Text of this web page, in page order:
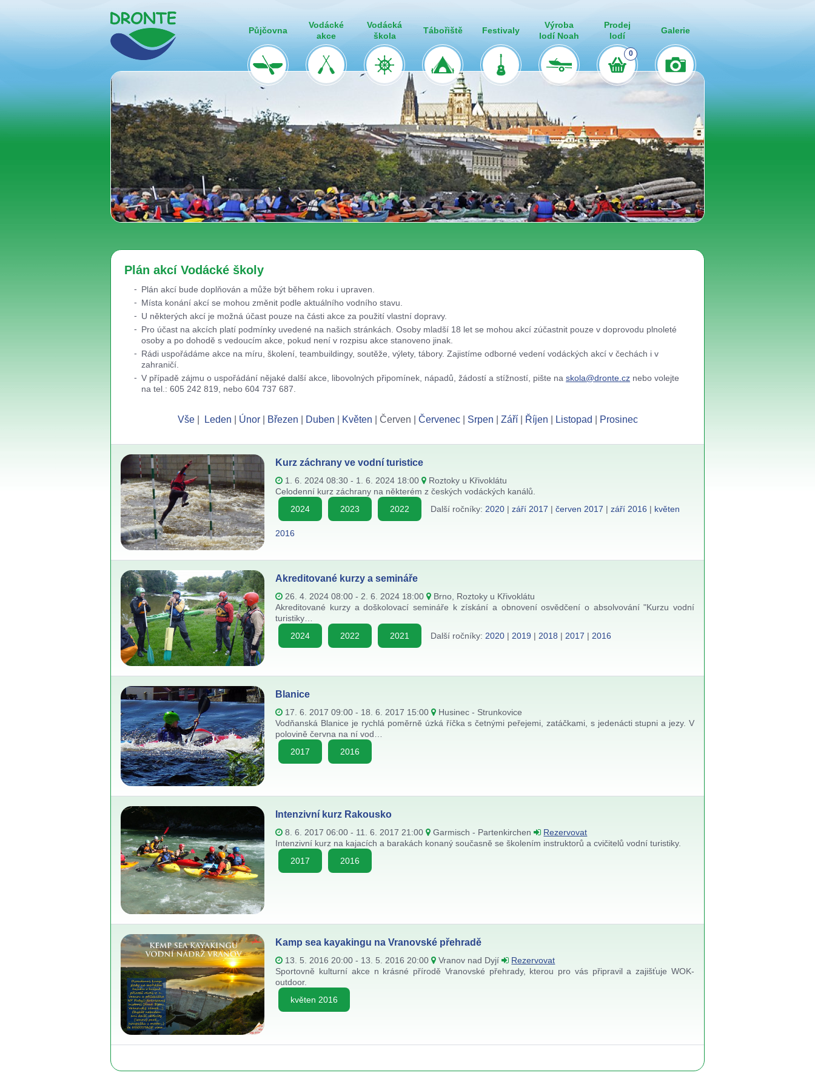
Půjčovna
Vodácké
akce
Vodácká
škola
Tábořiště Festivaly
Výroba
lodí Noah
Prodej
lodí
0
Galerie
Plán akcí Vodácké školy
Plán akcí bude doplňován a může být během roku i upraven.
Místa konání akcí se mohou změnit podle aktuálního vodního stavu.
U některých akcí je možná účast pouze na části akce za použití vlastní dopravy.
Pro účast na akcích platí podmínky uvedené na našich stránkách. Osoby mladší 18 let se mohou akcí zúčastnit pouze v doprovodu plnoleté
osoby a po dohodě s vedoucím akce, pokud není v rozpisu akce stanoveno jinak.
Rádi uspořádáme akce na míru, školení, teambuildingy, soutěže, výlety, tábory. Zajistíme odborné vedení vodáckých akcí v čechách i v
zahraničí.
V případě zájmu o uspořádání nějaké další akce, libovolných připomínek, nápadů, žádostí a stížností, pište na skola@dronte.cz nebo volejte
na tel.: 605 242 819, nebo 604 737 687.
Vše| Leden Únor| Březen Duben Květen | Červen | Červenec| Srpen Září| Říjen Listopad Prosinec
Kurz záchrany ve vodní turistice
1. 6. 2024 08:30 - 1. 6. 2024 18:00
Roztoky u Křivoklátu
Celodenní kurz záchrany na některém z českých vodáckých kanálů.
2024
2023 2022 Další ročníky: 2020 |září 2017 |červen 2017 |září 2016 | květen
2016
Akreditované kurzy a semináře
26. 4. 2024 08:00 - 2. 6. 2024 18:00
Brno, Roztoky u Křivoklátu
Akreditované kurzy a doškolovací semináře k získání a obnovení osvědčení o absolvování "Kurzu vodní
turistiky…
2024
2022 2021 Další ročníky: 2020 | 2019 | 2018 | 2017 | 2016
Blanice
17. 6. 2017 09:00 - 18. 6. 2017 15:00
Husinec - Strunkovice
Vodňanská Blanice je rychlá poměrně úzká říčka s četnými peřejemi, zatáčkami, s jedenácti stupni a jezy. V
polovině června na ní vod…
2017
2016
Intenzivní kurz Rakousko
8. 6. 2017 06:00 - 11. 6. 2017 21:00 Garmisch - Partenkirchen
Rezervovat
Intenzivní kurz na kajacích a barakách konaný současně se školením instruktorů a cvičitelů vodní turistiky.
2017
2016
Kamp sea kayakingu na Vranovské přehradě
13. 5. 2016 20:00 - 13. 5. 2016 20:00 Vranov nad Dyjí
Rezervovat
Sportovně kulturní akce n krásné přírodě Vranovské přehrady, kterou pro vás připravil a zajišťuje WOK-
outdoor.
květen 2016